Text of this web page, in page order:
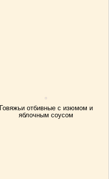
Говяжьи отбивные с изюмом и
яблочным соусом